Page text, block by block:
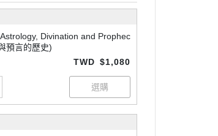
Divination and Prophec
預言的歷史)
TWD $1,080